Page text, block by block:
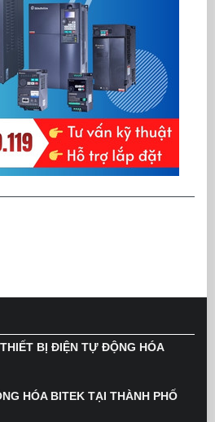
BỊ ĐIỆN TỰ ĐỘNG HÓA
HÓA BITEK TẠI THÀNH PHỐ